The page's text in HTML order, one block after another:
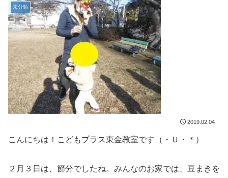
未分類
2019.02.04
こんにちは！こどもプラス東金教室です（・Ｕ・＊）
２月３日は、節分でしたね。みんなのお家では、豆まきを